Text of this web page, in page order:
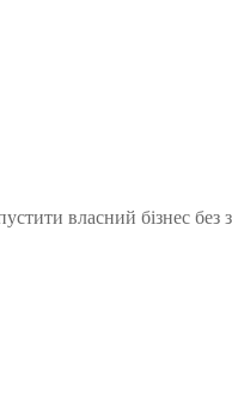
власний бізнес